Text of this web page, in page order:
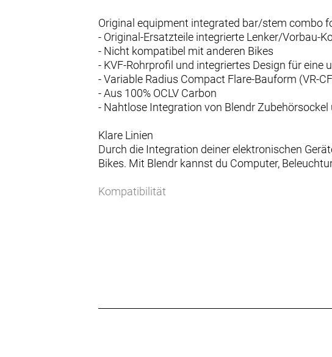
Original equipment integrated bar/stem combo
- Original-Ersatzteile integrierte Lenker/Vorbau-
- Nicht kompatibel mit anderen Bikes
- KVF-Rohrprofil und integriertes Design für
- Variable Radius Compact Flare-Bauform (VR-
- Aus 100% OCLV Carbon
- Nahtlose Integration von Blendr
Klare Linien
Durch die Integration deiner elektronischen
Bikes. Mit Blendr kannst du Computer,
Kompatibilität